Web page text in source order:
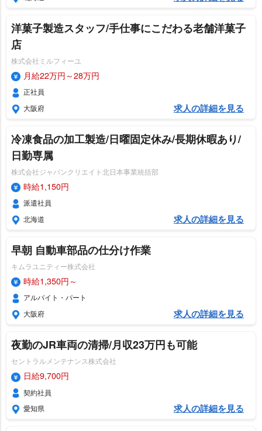
洋菓子製造スタッフ/手仕事にこだわる老舗洋菓子
店
株式会社ミルフィーユ
月給22万円～28万円
正社員
大阪府
求人の詳細を見る
冷凍食品の加工製造/日曜固定休み/長期休暇あり/
日勤専属
株式会社ジャパンクリエイト北日本事業統括部
時給1,150円
派遣社員
北海道
求人の詳細を見る
早朝 自動車部品の仕分け作業
キムラユニティー株式会社
時給1,350円～
アルバイト・パート
大阪府
求人の詳細を見る
夜勤のJR車両の清掃/月収23万円も可能
セントラルメンテナンス株式会社
日給9,700円
契約社員
愛知県
求人の詳細を見る